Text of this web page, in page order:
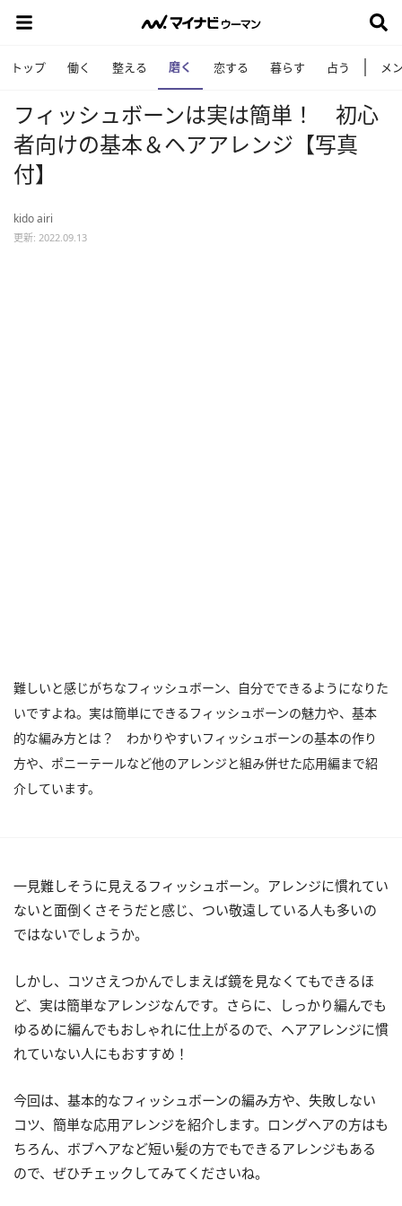
トップ 働く 整える 磨く 恋する 暮らす 占う メ
フィッシュボーンは実は簡単！ 初心
者向けの基本＆ヘアアレンジ【写真
付】
kido airi
更新: 2022.09.13
難しいと感じがちなフィッシュボーン、自分でできるようになりた
いですよね。実は簡単にできるフィッシュボーンの魅力や、基本
的な編み方とは？ わかりやすいフィッシュボーンの基本の作り
方や、ポニーテールなど他のアレンジと組み併せた応用編まで紹
介しています。
一見難しそうに見えるフィッシュボーン。アレンジに慣れてい
ないと面倒くさそうだと感じ、つい敬遠している人も多いの
ではないでしょうか。
しかし、コツさえつかんでしまえば鏡を見なくてもできるほ
ど、実は簡単なアレンジなんです。さらに、しっかり編んでも
ゆるめに編んでもおしゃれに仕上がるので、ヘアアレンジに慣
れていない人にもおすすめ！
今回は、基本的なフィッシュボーンの編み方や、失敗しない
コツ、簡単な応用アレンジを紹介します。ロングヘアの方はも
ちろん、ボブヘアなど短い髪の方でもできるアレンジもある
ので、ぜひチェックしてみてくださいね。